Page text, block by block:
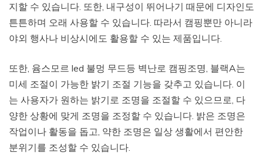
지할 수 있습니다. 또한, 내구성이 뛰어나기 때문에 디자인도
튼튼하며 오래 사용할 수 있습니다. 따라서 캠핑뿐만 아니라
야외 행사나 비상시에도 활용할 수 있는 제품입니다.
또한, 윰스모르 led 불멍 무드등 벽난로 캠핑조명, 블랙A는
미세 조절이 가능한 밝기 조절 기능을 갖추고 있습니다. 이
는 사용자가 원하는 밝기로 조명을 조절할 수 있으므로, 다
양한 상황에 맞게 조명을 조정할 수 있습니다. 밝은 조명은
작업이나 활동을 돕고, 약한 조명은 일상 생활에서 편안한
분위기를 조성할 수 있습니다.